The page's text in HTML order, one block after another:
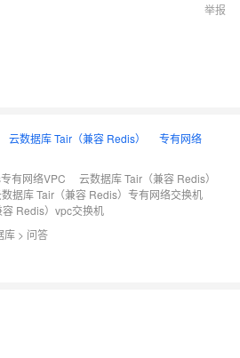
举报
云数据库 Tair（兼容 Redis）
专有网络
有网络VPC
云数据库 Tair（兼容 Redis）
据库 Tair（兼容 Redis）专有网络交换机
Redis）vpc交换机
库 > 问答